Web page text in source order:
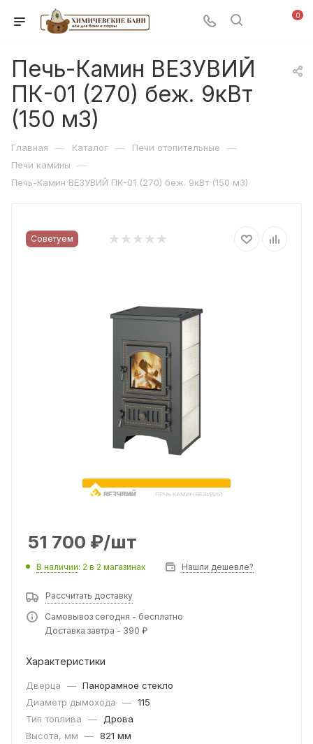
0
Печь-Камин ВЕЗУВИЙ
ПК-01 (270) беж. 9кВт
(150 м3)
Главная — Каталог — Печи отопительные —
Печи камины —
Печь-Камин ВЕЗУВИЙ ПК-01 (270) беж. 9кВт (150 м3)
Советуем
51 700 ₽/шт
В наличии: 2 в 2 магазинах Нашли дешевле?
Рассчитать доставку
Самовывоз сегодня - бесплатно
Доставка завтра - 390 ₽
Характеристики
Дверца — Панорамное стекло
Диаметр дымохода
— 115
Тип топлива
—
Дрова
Высота, мм
— 821 мм